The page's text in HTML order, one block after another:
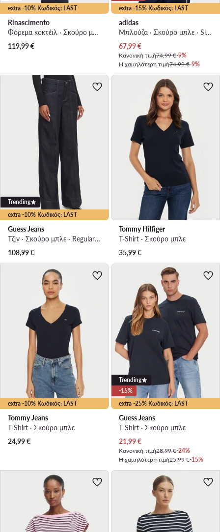
extra -10% Κωδικός: LAST
Rinascimento
Φόρεμα κοκτέιλ · Σκούρο μπλε · Midi
119,99€
extra -15% Κωδικός: LAST
adidas
Μπλούζα · Σκούρο μπλε · Slim Fit
Τρέχουσα τιμή
67,99€
Κανονική τιμή74,99 €-9%
Η χαμηλότερη τιμή74,99 €-9%
extra -10% Κωδικός: LAST
Trending
Guess Jeans
Τζιν · Σκούρο μπλε · Regular Fit
108,99€
Tommy Hilfiger
T-Shirt · Σκούρο μπλε
35,99€
extra -10% Κωδικός: LAST
Tommy Jeans
T-Shirt · Σκούρο μπλε
24,99€
extra -25% Κωδικός: LAST
Trending
-15%
Guess Jeans
T-Shirt · Σκούρο μπλε
Τρέχουσα τιμή
21,99€
Κανονική τιμή28,99 €-24%
Η χαμηλότερη τιμή25,99 €-15%